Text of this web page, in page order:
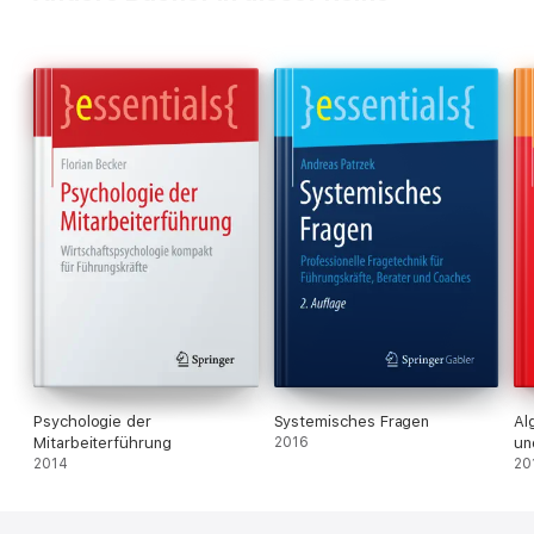
Psychologie der
Mitarbeiterführung
2014
Systemisches Fragen
2016